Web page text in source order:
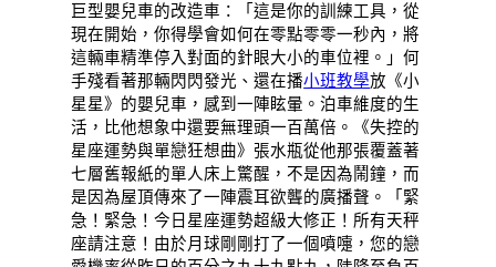
巨型嬰兒車的改造車：「這是你的訓練工具，從
現在開始，你得學會如何在零點零零一秒內，將
這輛車精準停入對面的針眼大小的車位裡。」何
手殘看著那輛閃閃發光、還在播小班教學放《小
星星》的嬰兒車，感到一陣眩暈。泊車維度的生
活，比他想象中還要無理頭一百萬倍。《失控的
星座運勢與單戀狂想曲》張水瓶從他那張覆蓋著
七層舊報紙的單人床上驚醒，不是因為鬧鐘，而
是因為屋頂傳來了一陣震耳欲聾的廣播聲。「緊
急！緊急！今日星座運勢超級大修正！所有天秤
座請注意！由於月球剛剛打了一個噴嚏，您的戀